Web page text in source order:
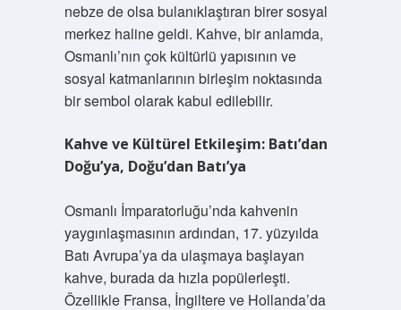
nebze de olsa bulanıklaştıran birer sosyal
merkez haline geldi. Kahve, bir anlamda,
Osmanlı’nın çok kültürlü yapısının ve
sosyal katmanlarının birleşim noktasında
bir sembol olarak kabul edilebilir.
Kahve ve Kültürel Etkileşim: Batı’dan
Doğu’ya, Doğu’dan Batı’ya
Osmanlı İmparatorluğu’nda kahvenin
yaygınlaşmasının ardından, 17. yüzyılda
Batı Avrupa’ya da ulaşmaya başlayan
kahve, burada da hızla popülerleşti.
Özellikle Fransa, İngiltere ve Hollanda’da